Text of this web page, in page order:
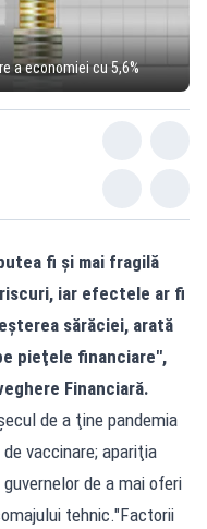
a economiei cu 5,6%
fi şi mai fragilă
iar efectele ar fi
sărăciei, arată
pieţele financiare",
Financiară.
de a ţine pandemia
vaccinare; apariţia
de a mai oferi
tehnic."Factorii